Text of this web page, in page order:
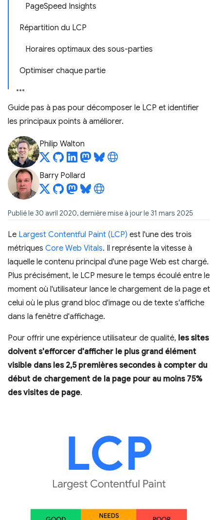
PageSpeed Insights
Répartition du LCP
Horaires optimaux des sous-parties
Optimiser chaque partie
Guide pas à pas pour décomposer le LCP et identifier
les principaux points à améliorer.
Philip Walton
Barry Pollard
Publié le 30 avril 2020, dernière mise à jour le 31 mars 2025
Le Largest Contentful Paint (LCP) est l'une des trois
métriques Core Web Vitals. Il représente la vitesse à
laquelle le contenu principal d'une page Web est chargé.
Plus précisément, le LCP mesure le temps écoulé entre le
moment où l'utilisateur lance le chargement de la page et
celui où le plus grand bloc d'image ou de texte s'affiche
dans la fenêtre d'affichage.
Pour offrir une expérience utilisateur de qualité, les sites
doivent s'efforcer d'afficher le plus grand élément
visible dans les 2,5 premières secondes à compter du
début de chargement de la page pour au moins 75%
des visites de page.